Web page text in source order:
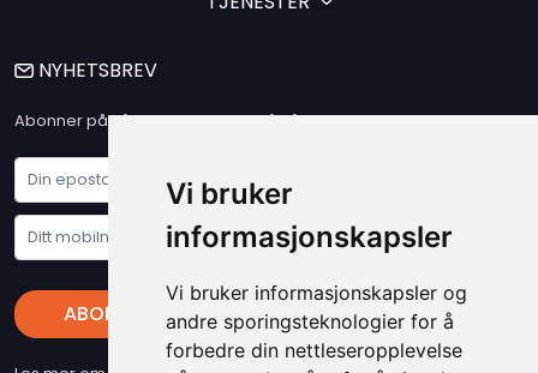
Vi bruker
informasjonskapsler
Vi bruker informasjonskapsler og
andre sporingsteknologier for å
forbedre din nettleseropplevelse
NYHETSBREV
Abonner på vårt nyhetsbrev og få våre siste nyheter og tilbud
ABONNER